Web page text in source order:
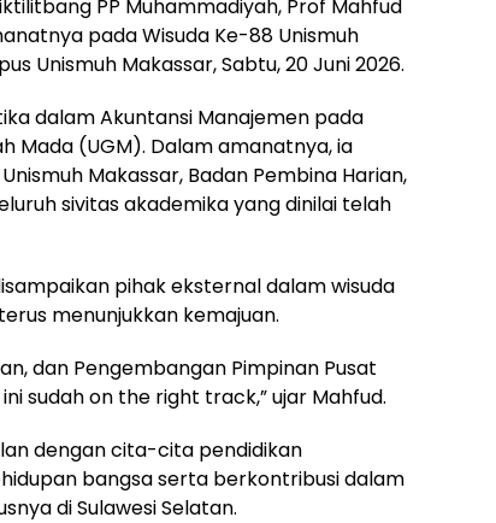
PP Muhammadiyah, Prof Mahfud
pada Wisuda Ke-88 Unismuh
Unismuh Makassar, Sabtu, 20 Juni 2026.
dalam Akuntansi Manajemen pada
Mada (UGM). Dalam amanatnya, ia
Makassar, Badan Pembina Harian,
sivitas akademika yang dinilai telah
pihak eksternal dalam wisuda
menunjukkan kemajuan.
dan Pengembangan Pimpinan Pusat
sudah on the right track,” ujar Mahfud.
dengan cita-cita pendidikan
bangsa serta berkontribusi dalam
di Sulawesi Selatan.